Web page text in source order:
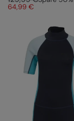
64,99 €